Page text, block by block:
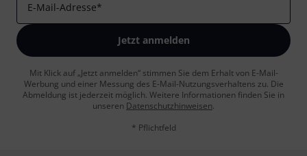
E-Mail-Adresse*
Jetzt anmelden
Mit Klick auf „Jetzt anmelden“ stimmen Sie dem Erhalt von E-Mail-
Werbung und einer Messung des E-Mail-Nutzungsverhaltens zu. Die
Abmeldung ist jederzeit möglich. Weitere Informationen finden Sie in
unseren Datenschutzhinweisen.
* Pflichtfeld